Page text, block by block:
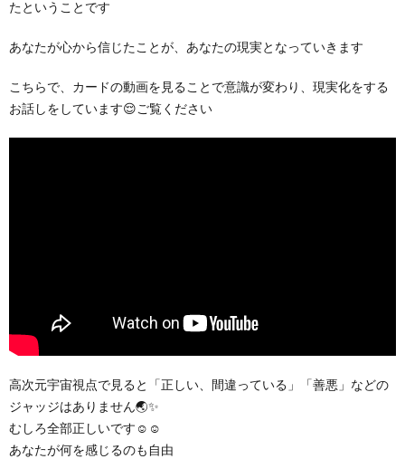
たということです
あなたが心から信じたことが、あなたの現実となっていきます
こちらで、カードの動画を見ることで意識が変わり、現実化をする
お話しをしています😌ご覧ください
高次元宇宙視点で見ると「正しい、間違っている」「善悪」などの
ジャッジはありません🌏✨
むしろ全部正しいです☺️☺️
あなたが何を感じるのも自由